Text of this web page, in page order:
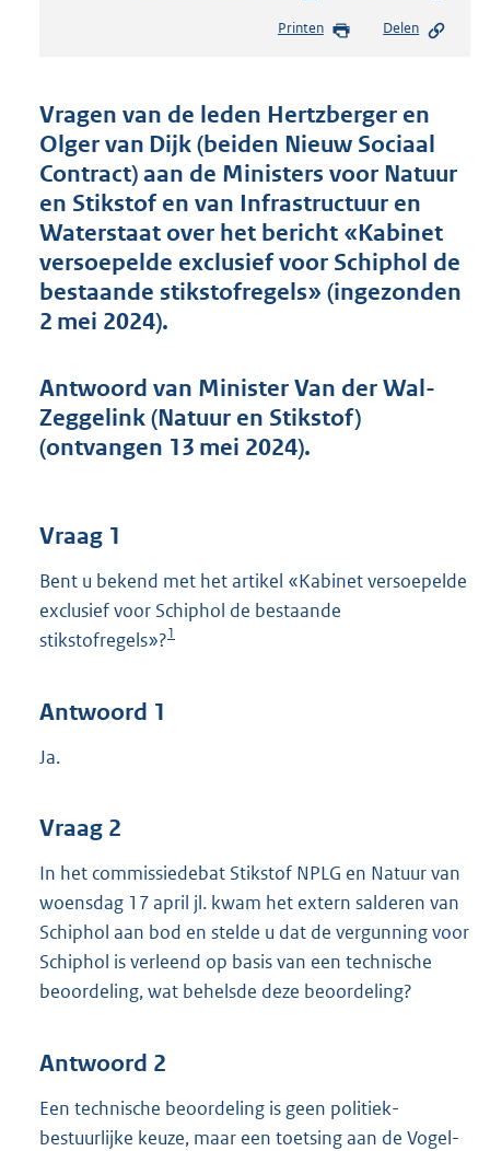
s
d
s
g
r
o
o
t
t
0
b
Printen Delen
Vragen van de leden Hertzberger en
Olger van Dijk (beiden Nieuw Sociaal
Contract) aan de Ministers voor Natuur
en Stikstof en van Infrastructuur en
Waterstaat over het bericht «Kabinet
versoepelde exclusief voor Schiphol de
bestaande stikstofregels» (ingezonden
2 mei 2024).
Antwoord van Minister Van der Wal-
Zeggelink (Natuur en Stikstof)
(ontvangen 13 mei 2024).
Vraag 1
Bent u bekend met het artikel «Kabinet versoepelde
exclusief voor Schiphol de bestaande
stikstofregels»?1
Antwoord 1
Ja.
Vraag 2
In het commissiedebat Stikstof NPLG en Natuur van
woensdag 17 april jl. kwam het extern salderen van
Schiphol aan bod en stelde u dat de vergunning voor
Schiphol is verleend op basis van een technische
beoordeling, wat behelsde deze beoordeling?
Antwoord 2
Een technische beoordeling is geen politiek-
bestuurlijke keuze, maar een toetsing aan de Vogel-